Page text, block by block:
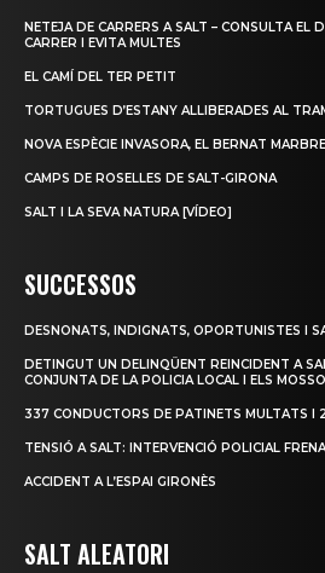
NETEJA DE CARRERS A SALT – CONSULTA EL
CARRER I EVITA MULTES
EL CAMÍ DEL TER PETIT
TORTUGUES D’ESTANY ALLIBERADES AL
NOVA ESPÈCIE INVASORA, EL BERNAT
CAMPS DE ROSELLES DE SALT-GIRONA
SALT I LA SEVA NATURA [VÍDEO]
SUCCESSOS
DESNONATS, INDIGNATS, OPORTUNISTES I
DETINGUT UN DELINQÜENT REINCIDENT A
CONJUNTA DE LA POLICIA LOCAL I ELS
337 CONDUCTORS DE PATINETS MULTATS I
TENSIÓ A SALT: INTERVENCIÓ POLICIAL
ACCIDENT A L’ESPAI GIRONÈS
SALT ALEATORI